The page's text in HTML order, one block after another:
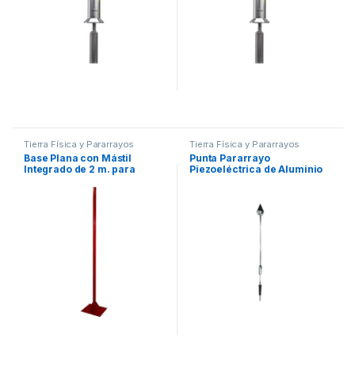
Tierra Física y Pararrayos
Base Plana con Mástil
Integrado de 2 m. para
Tierra Física y Pararrayos
Punta Pararrayo
Piezoeléctrica de Aluminio